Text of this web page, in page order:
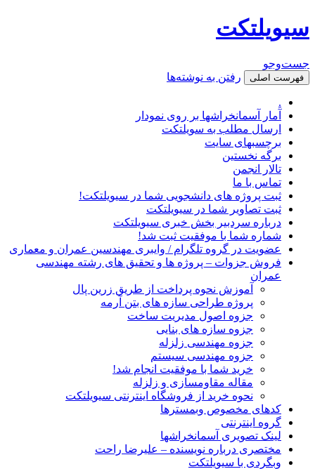
سیویلتکت
جست‌وجو
فهرست اصلی رفتن به نوشته‌ها
.
آمار آسمانخراشها بر روی نمودار
ارسال مطلب به سویلتکت
برچسبهای سایت
برگه نخستین
تالار انجمن
تماس با ما
ثبت پروژه های دانشجویی شما در سیویلتکت!
ثبت تصاویر شما در سیویلتکت
درباره سردبیر بخش خبری سیویلتکت
شماره شما با موفقیت ثبت شد!
عضویت در گروه تلگرام / وایبری مهندسین عمران و معماری
فروش جزوات – پروژه ها و تحقیق های رشته مهندسی
عمران
آموزش نحوه پرداخت از طریق زرین پال
پروژه طراحی سازه های بتن آرمه
جزوه اصول مدیریت ساخت
جزوه سازه های بنایی
جزوه مهندسی زلزله
جزوه مهندسی سیستم
خرید شما با موفقیت انجام شد!
مقاله مقاومسازی و زلزله
نحوه خرید از فروشگاه اینترنتی سیویلتکت
کدهای مخصوص وبمسترها
گروه اینترنتی
لینک تصویری آسمانخراشها
مختصری درباره نویسنده – علیرضا راحت
وبگردی با سیویلتکت